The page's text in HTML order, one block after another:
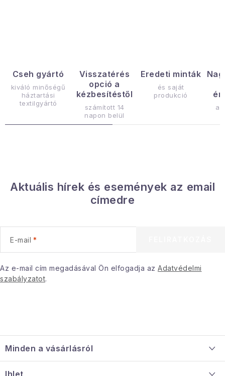
n
s
e
m
e
i
Cseh gyártó
kiváló minőségű
háztartási
textilgyártó
Visszatérés
opció a
kézbesítéstől
számított 14
napon belül
Eredeti minták
és saját
produkció
Aktuális hírek és események az email
címedre
E-mail
Az e-mail cím megadásával Ön elfogadja az Adatvédelmi
szabályzatot.
á
bMinden a vásárlásról
Ihlet